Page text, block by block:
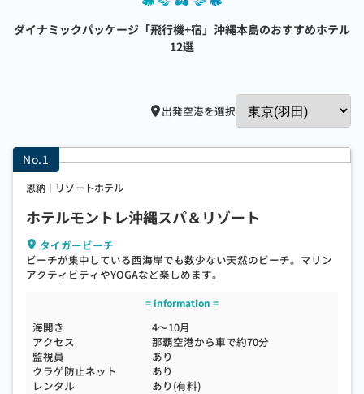
ダイナミックパッケージ「飛行機+宿」 沖縄本島のおすすめホテル
12選
出発空港を選択
恩納｜リゾートホテル
ホテルモントレ沖縄スパ＆リゾート
タイガービーチ
ビーチが集中している西海岸でも数少ない天然のビーチ。マリン
アクティビティやYOGAなど楽しめます。
海開き
4～10月
アクセス
那覇空港から車で約70分
監視員
あり
クラゲ防止ネット
あり
レンタル
あり(有料)